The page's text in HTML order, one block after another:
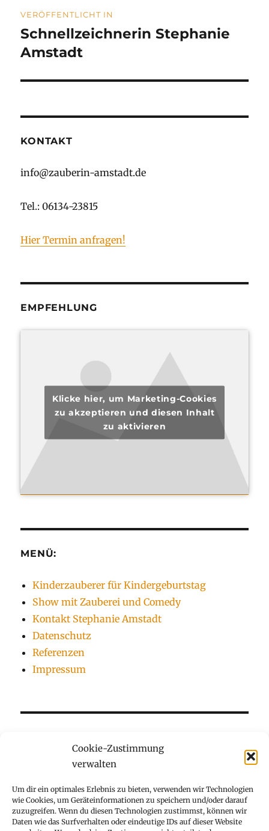
Cookie-Zustimmung
verwalten
Um dir ein optimales Erlebnis zu bieten, verwenden wir Technologien
wie Cookies, um Geräteinformationen zu speichern und/oder darauf
zuzugreifen. Wenn du diesen Technologien zustimmst, können wir
Daten wie das Surfverhalten oder eindeutige IDs auf dieser Website
R
A
T
VERÖFFENTLICHT IN
Schnellzeichnerin Stephanie
Amstadt
KONTAKT
info@zauberin-amstadt.de
Tel.: 06134-23815
Hier Termin anfragen!
EMPFEHLUNG
Klicke hier, um Marketing-Cookies
zu akzeptieren und diesen Inhalt
zu aktivieren
MENÜ:
Kinderzauberer für Kindergeburtstag
Show mit Zauberei und Comedy
Kontakt Stephanie Amstadt
Datenschutz
Referenzen
Impressum
Show mit Zauberei und Comedy